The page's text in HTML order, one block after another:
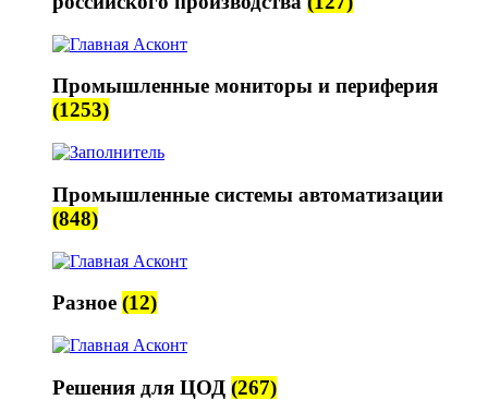
Промышленные мониторы и периферия
(1253)
Промышленные системы автоматизации
(848)
Разное (12)
Решения для ЦОД (267)